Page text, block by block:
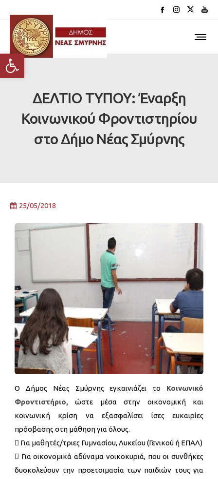
Ανοίξτε τη γραμμή εργαλείων
ΔΕΛΤΙΟ ΤΥΠΟΥ: Έναρξη
Κοινωνικού Φροντιστηρίου
στο Δήμο Νέας Σμύρνης
25/05/2018
O Δήμος Νέας Σμύρνης εγκαινιάζει το Κοινωνικό
Φροντιστήριο, ώστε μέσα στην οικονομική και
κοινωνική κρίση να εξασφαλίσει ίσες ευκαιρίες
πρόσβασης στη μάθηση για όλους.
 Για μαθητές/τριες Γυμνασίου, Λυκείου (Γενικού ή ΕΠΑΛ)
 Για οικονομικά αδύναμα νοικοκυριά, που οι συνθήκες
δυσκολεύουν την προετοιμασία των παιδιών τους για